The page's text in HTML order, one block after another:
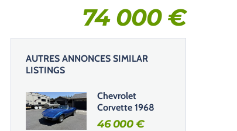
74 000€
AUTRES ANNONCES SIMILAR
LISTINGS
Chevrolet
Corvette 1968
46 000€